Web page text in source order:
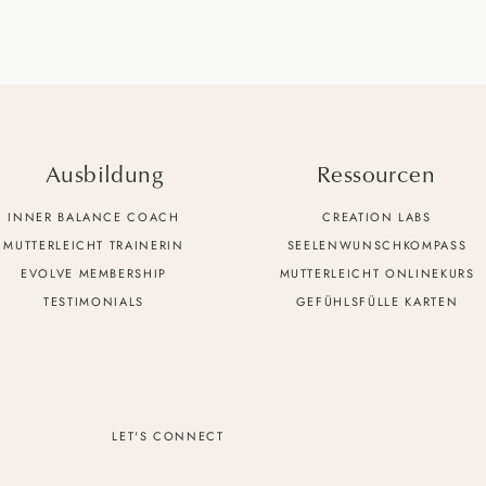
Ressourcen
CREATION LABS
SEELENWUNSCHKOMPASS
MUTTERLEICHT ONLINEKURS
GEFÜHLSFÜLLE KARTEN
Ausbildung
INNER BALANCE COACH
MUTTERLEICHT TRAINERIN
EVOLVE MEMBERSHIP
TESTIMONIALS
LET'S CONNECT